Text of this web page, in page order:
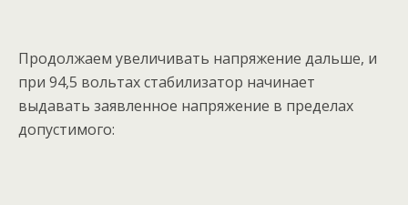
Продолжаем увеличивать напряжение дальше, и
при 94,5 вольтах стабилизатор начинает
выдавать заявленное напряжение в пределах
допустимого: